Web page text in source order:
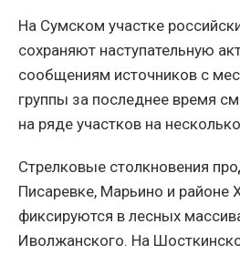
На Сумском участке
сохраняют наступательную
сообщениям источников с
группы за последнее время
на ряде участков на
Стрелковые столкновения
Писаревке, Марьино и районе
фиксируются в лесных
Иволжанского. На